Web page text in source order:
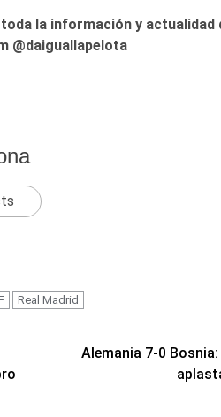
la información y actualidad
@daiguallapelota
Real Madrid
Alemania 7-0